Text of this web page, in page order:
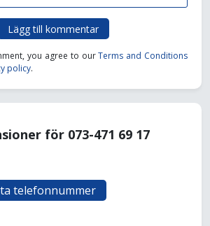
Lägg till kommentar
you agree to ourTerms and Conditions
policy.
för 073-471 69 17
telefonnummer